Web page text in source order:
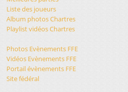
Liste des joueurs
Album photos Chartres
Playlist vidéos Chartres
Photos Evènements FFE
Vidéos Evènements FFE
Portail évènements FFE
Site fédéral